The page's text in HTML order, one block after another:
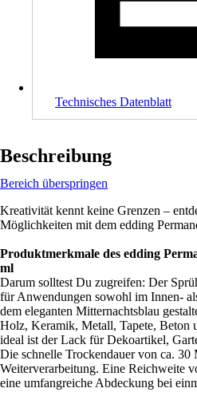
Technisches Datenblatt
Beschreibung
Bereich überspringen
Kreativität kennt keine Grenzen –
Möglichkeiten mit dem edding
Produktmerkmale des edding
ml
Darum solltest Du zugreifen: Der
für Anwendungen sowohl im Innen-
dem eleganten Mitternachtsblau
Holz, Keramik, Metall, Tapete, Beton
ideal ist der Lack für Dekoartikel,
Die schnelle Trockendauer von ca.
Weiterverarbeitung. Eine Reichweite
eine umfangreiche Abdeckung bei